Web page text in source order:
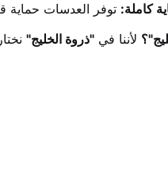
كاملة: توفر العدسات
لأننا في "ذروة الخليج"